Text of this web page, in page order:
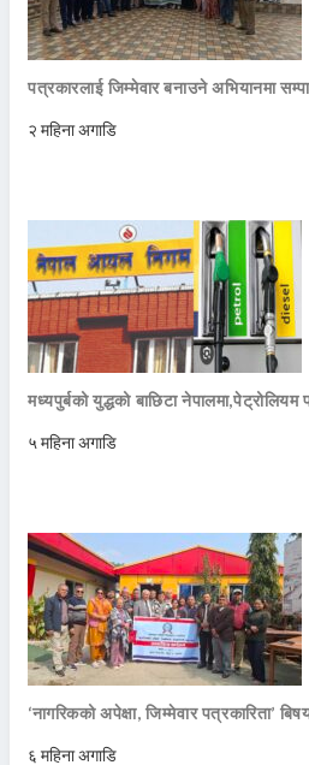
पत्रकारलाई जिम्मेवार बनाउने अभियानमा
२ महिना अगाडि
मध्यपुर्बको युद्धको बाछिटा नेपालमा,पेट्रोलियम
५ महिना अगाडि
‘नागरिकको अपेक्षा, जिम्मेवार पत्रकारिता’
६ महिना अगाडि